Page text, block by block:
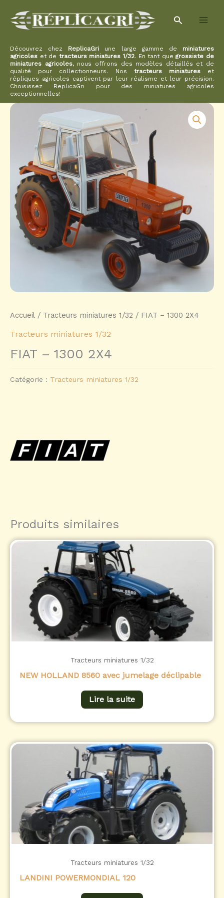
Rechercher
Découvrez chez ReplicaGri une large gamme de miniatures
agricoles et de tracteurs miniatures 1/32. En tant quegrossiste de
miniatures agricoles, nous offrons des modèles détaillés et de
qualité pour collectionneurs. Nos tracteurs miniatureset
répliques agricoles captivent par leur réalisme et leur précision.
Choisissez ReplicaGri pour des miniatures agricoles
exceptionnelles!
Accueil / Tracteurs miniatures 1/32 / FIAT – 1300 2X4
Tracteurs miniatures 1/32
FIAT – 1300 2X4
Catégorie : Tracteurs miniatures 1/32
Produits similaires
Tracteurs miniatures 1/32
NEW HOLLAND 8560 avec jumelage déclipable
Lire la suite
Tracteurs miniatures 1/32
LANDINI POWERMONDIAL 120